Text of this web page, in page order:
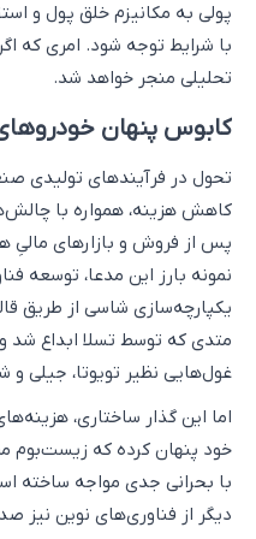
پولی به مکانیزم خلق پول و
با شرایط توجه شود. امری که
تحلیلی منجر خواهد شد.
کابوس پنهان
تحول در فرآیندهای تولیدی
کاهش هزینه، همواره با
پس از فروش و بازارهای
یکپارچه‌سازی شاسی از طریق
متدی که توسط تسلا ابداع شد و
غول‌هایی نظیر تویوتا، جیلی
اما این گذار ساختاری،
خود پنهان کرده که زیست‌بوم
با بحرانی جدی مواجه ساخته
دیگر از فناوری‌های نوین